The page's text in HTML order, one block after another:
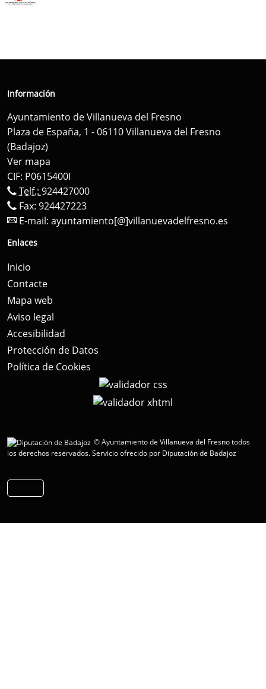
Información
Ayuntamiento de Villanueva del Fresno
Plaza de España, 1 - 06110 Villanueva del Fresno
(Badajoz)
Ver mapa
CIF: P0615400I
Telf.: 924427000
Fax: 924427223
E-mail: ayuntamiento[@]villanuevadelfresno.es
Enlaces
Inicio
Contacte
Mapa web
Aviso legal
Accesibilidad
Protección de Datos
Política de Cookies
© Ayuntamiento de Villanueva del Fresno todos
los derechos reservados.Servicio ofrecido por Diputación de Badajoz